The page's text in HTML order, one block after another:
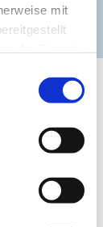
mit